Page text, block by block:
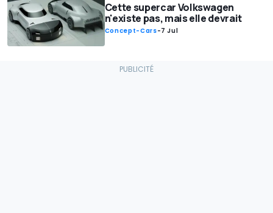
Cette supercar Volkswagen
n'existe pas, mais elle devrait
Concept-Cars-7 Jul